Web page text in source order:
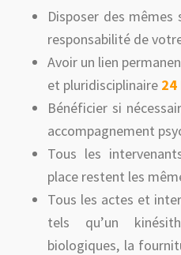
Disposer des mêmes
responsabilité de
Avoir un lien
et pluridisciplinaire 24
Bénéficier si
accompagnement
Tous les
place restent les
Tous les actes et
tels qu’un
biologiques, la